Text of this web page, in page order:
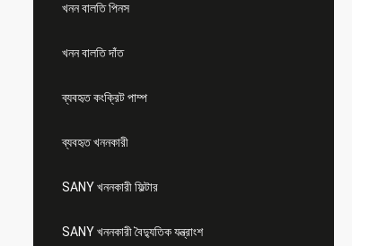
খনন বালতি পিনস
খনন বালতি দাঁত
ব্যবহৃত কংক্রিট পাম্প
ব্যবহৃত খননকারী
SANY খননকারী ফিল্টার
SANY খননকারী বৈদ্যুতিক যন্ত্রাংশ